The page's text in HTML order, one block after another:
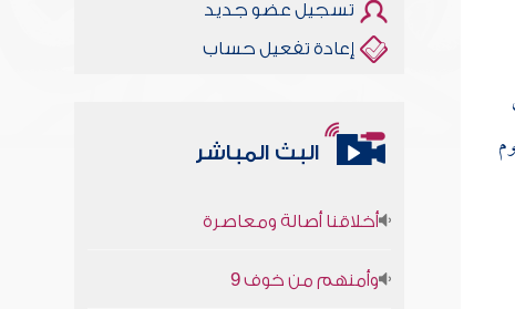
تسجيل عضو جديد
إعادة تفعيل حساب
البث المباشر